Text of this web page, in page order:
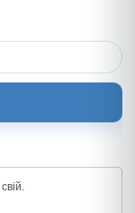
свій.